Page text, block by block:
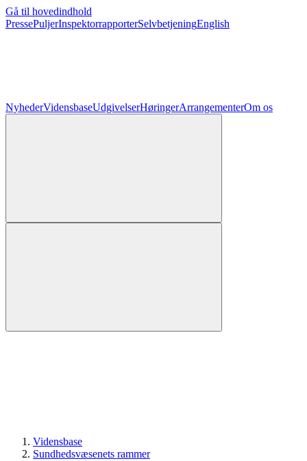
Gå til hovedindhold
PressePuljerInspektorrapporterSelvbetjeningEnglish
NyhederVidensbaseUdgivelserHøringerArrangementerOm os
Vidensbase
Sundhedsvæsenets rammer